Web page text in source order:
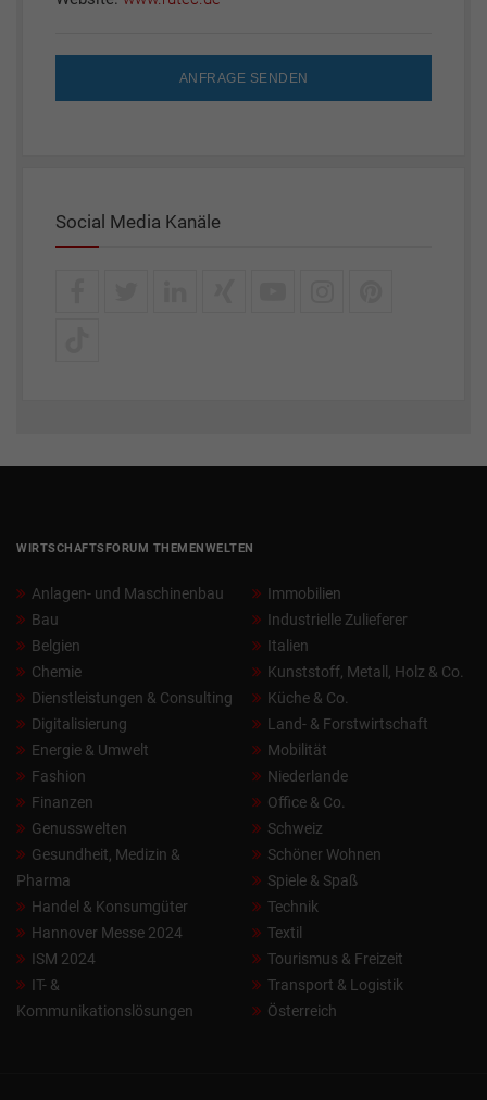
ANFRAGE SENDEN
Social Media Kanäle
WIRTSCHAFTSFORUM THEMENWELTEN
Anlagen- und Maschinenbau
Bau
Belgien
Chemie
Dienstleistungen & Consulting
Digitalisierung
Energie & Umwelt
Fashion
Finanzen
Genusswelten
Gesundheit, Medizin &
Pharma
Handel & Konsumgüter
Hannover Messe 2024
ISM 2024
IT- &
Kommunikationslösungen
Immobilien
Industrielle Zulieferer
Italien
Kunststoff, Metall, Holz & Co.
Küche & Co.
Land- & Forstwirtschaft
Mobilität
Niederlande
Office & Co.
Schweiz
Schöner Wohnen
Spiele & Spaß
Technik
Textil
Tourismus & Freizeit
Transport & Logistik
Österreich